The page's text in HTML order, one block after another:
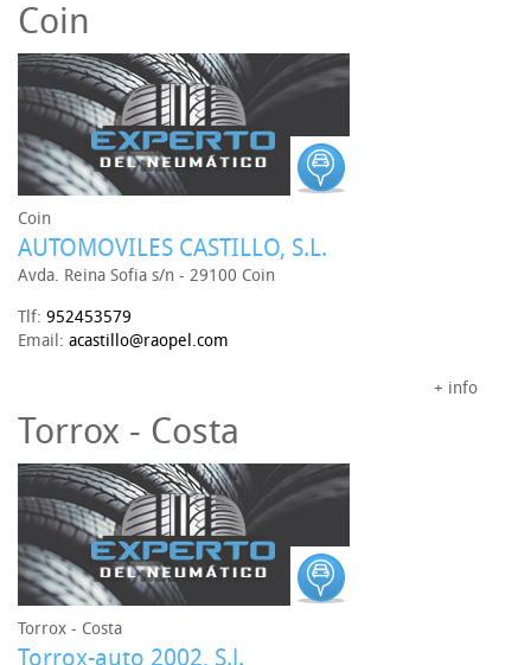
Coin
Coin
AUTOMOVILES CASTILLO, S.L.
Avda. Reina Sofia s/n - 29100 Coin
Tlf: 952453579
Email: acastillo@raopel.com
+ info
Torrox - Costa
Torrox - Costa
Torrox-auto 2002, S.l.